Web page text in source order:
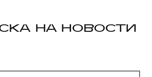
НА НОВОСТИ